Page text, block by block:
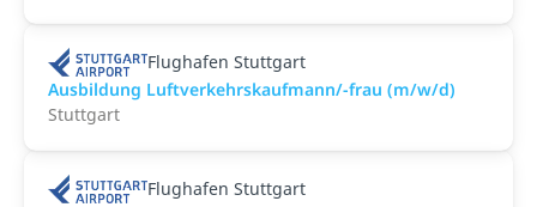
Flughafen Stuttgart
Ausbildung Luftverkehrskaufmann/-frau (m/w/d)
Stuttgart
Flughafen Stuttgart